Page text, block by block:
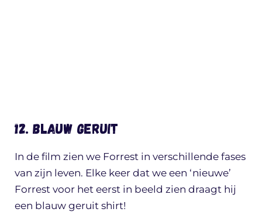
12. Blauw geruit
In de film zien we Forrest in verschillende fases
van zijn leven. Elke keer dat we een ‘nieuwe’
Forrest voor het eerst in beeld zien draagt hij
een blauw geruit shirt!